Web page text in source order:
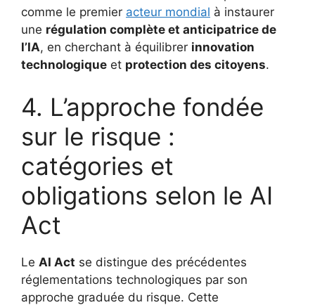
comme le premier acteur mondial à instaurer
une régulation complète et anticipatrice de
l’IA, en cherchant à équilibrer innovation
technologique et protection des citoyens.
4. L’approche fondée
sur le risque :
catégories et
obligations selon le AI
Act
Le AI Act se distingue des précédentes
réglementations technologiques par son
approche graduée du risque. Cette